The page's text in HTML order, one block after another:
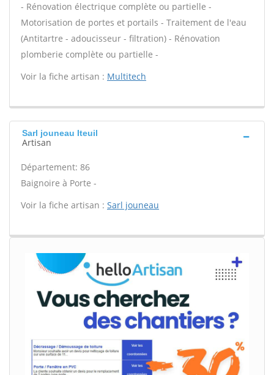
- Rénovation électrique complète ou partielle -
Motorisation de portes et portails - Traitement de l'eau
(Antitartre - adoucisseur - filtration) - Rénovation
plomberie complète ou partielle -
Voir la fiche artisan : Multitech
Sarl jouneau Iteuil
Artisan
Département: 86
Baignoire à Porte -
Voir la fiche artisan : Sarl jouneau